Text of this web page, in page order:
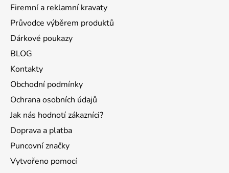
Firemní a reklamní kravaty
Průvodce výběrem produktů
Dárkové poukazy
BLOG
Kontakty
Obchodní podmínky
Ochrana osobních údajů
Jak nás hodnotí zákazníci?
Doprava a platba
Puncovní značky
Vytvořeno pomocí